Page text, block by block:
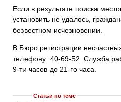
Если в результате поиска
установить не удалось,
безвестном исчезновении.
В Бюро регистрации
телефону: 40-69-52. Служба
9-ти часов до 21-го часа.
Статьи по теме